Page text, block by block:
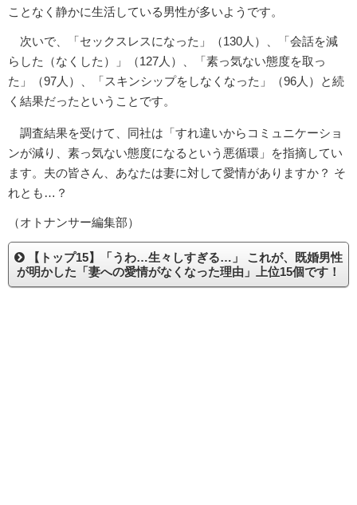
ことなく静かに生活している男性が多いようです。
次いで、「セックスレスになった」（130人）、「会話を減
らした（なくした）」（127人）、「素っ気ない態度を取っ
た」（97人）、「スキンシップをしなくなった」（96人）と続
く結果だったということです。
調査結果を受けて、同社は「すれ違いからコミュニケーショ
ンが減り、素っ気ない態度になるという悪循環」を指摘してい
ます。夫の皆さん、あなたは妻に対して愛情がありますか？ そ
れとも…？
（オトナンサー編集部）
【トップ15】「うわ…生々しすぎる…」 これが、既婚男性
が明かした「妻への愛情がなくなった理由」上位15個です！